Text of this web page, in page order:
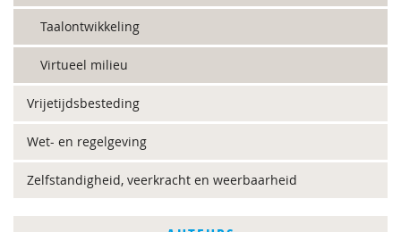
Taalontwikkeling
Virtueel milieu
Vrijetijdsbesteding
Wet- en regelgeving
Zelfstandigheid, veerkracht en weerbaarheid